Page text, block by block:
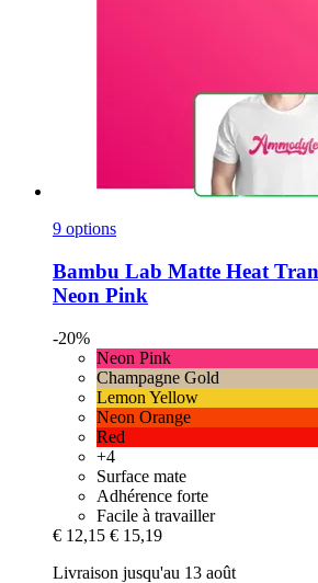
9 options
Bambu Lab Matte Heat
Neon Pink
-20%
Neon Pink
Champagne Gold
Lemon Yellow
Neon Orange
Red
+4
Surface mate
Adhérence forte
Facile à travailler
€ 12,15 € 15,19
Livraison jusqu'au 13 août